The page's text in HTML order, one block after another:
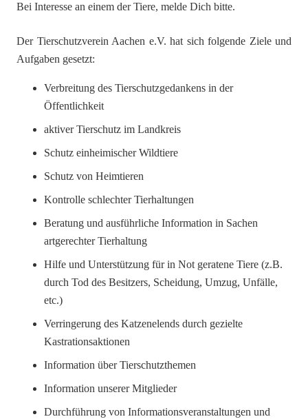
Bei Interesse an einem der Tiere, melde Dich bitte.
Der Tierschutzverein Aachen e.V. hat sich folgende Ziele und
Aufgaben gesetzt:
Verbreitung des Tierschutzgedankens in der
Öffentlichkeit
aktiver Tierschutz im Landkreis
Schutz einheimischer Wildtiere
Schutz von Heimtieren
Kontrolle schlechter Tierhaltungen
Beratung und ausführliche Information in Sachen
artgerechter Tierhaltung
Hilfe und Unterstützung für in Not geratene Tiere (z.B.
durch Tod des Besitzers, Scheidung, Umzug, Unfälle,
etc.)
Verringerung des Katzenelends durch gezielte
Kastrationsaktionen
Information über Tierschutzthemen
Information unserer Mitglieder
Durchführung von Informationsveranstaltungen und